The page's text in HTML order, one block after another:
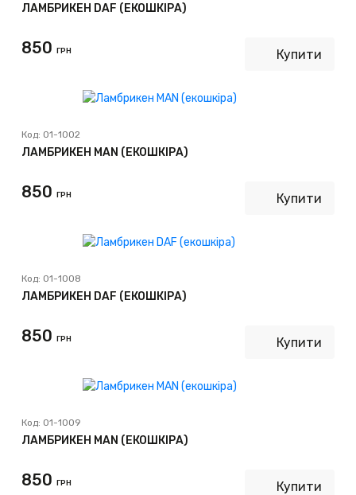
ЛАМБРИКЕН DAF (ЕКОШКІРА)
850 ГРН Купити
Код: 01-1002
ЛАМБРИКЕН MAN (ЕКОШКІРА)
850 ГРН Купити
Код: 01-1008
ЛАМБРИКЕН DAF (ЕКОШКІРА)
850 ГРН Купити
Код: 01-1009
ЛАМБРИКЕН MAN (ЕКОШКІРА)
850 ГРН Купити